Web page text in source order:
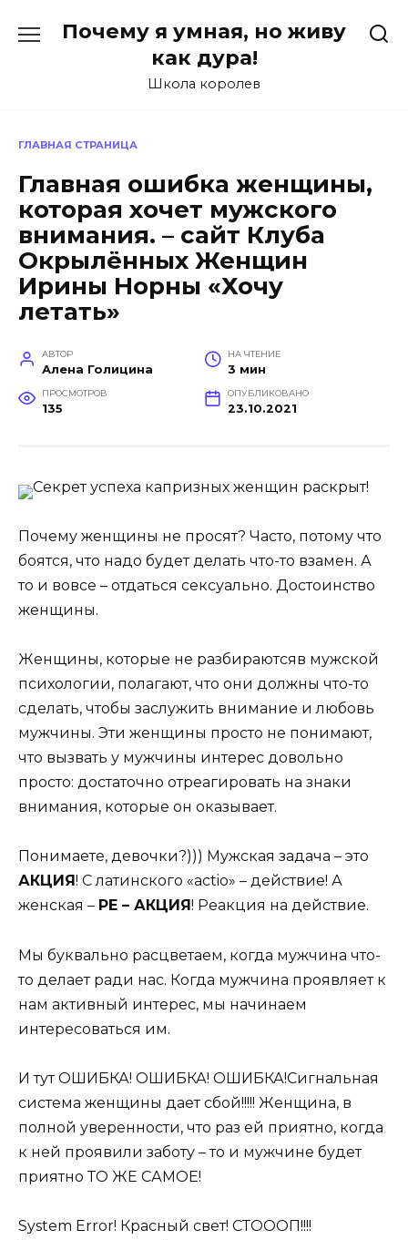
Почему я умная, но живу
как дура!
Школа королев
ГЛАВНАЯ СТРАНИЦА
Главная ошибка женщины,
которая хочет мужского
внимания. – сайт Клуба
Окрылённых Женщин
Ирины Норны «Хочу
летать»
АВТОР
Алена Голицина
НА ЧТЕНИЕ
3 мин
ПРОСМОТРОВ
135
ОПУБЛИКОВАНО
23.10.2021
Секрет успеха капризных женщин раскрыт!
Почему женщины не просят? Часто, потому что
боятся, что надо будет делать что-то взамен. А
то и вовсе – отдаться сексуально. Достоинство
женщины.
Женщины, которые не разбираютсяв мужской
психологии, полагают, что они должны что-то
сделать, чтобы заслужить внимание и любовь
мужчины. Эти женщины просто не понимают,
что вызвать у мужчины интерес довольно
просто: достаточно отреагировать на знаки
внимания, которые он оказывает.
Понимаете, девочки?))) Мужская задача – это
АКЦИЯ ! С латинского «actio» – действие! А
женская – РЕ – АКЦИЯ ! Реакция на действие.
Мы буквально расцветаем, когда мужчина что-
то делает ради нас. Когда мужчина проявляет к
нам активный интерес, мы начинаем
интересоваться им.
И тут ОШИБКА! ОШИБКА! ОШИБКА!Сигнальная
система женщины дает сбой!!!!! Женщина, в
полной уверенности, что раз ей приятно, когда
к ней проявили заботу – то и мужчине будет
приятно ТО ЖЕ САМОЕ!
System Error! Красный свет! СТОООП!!!!